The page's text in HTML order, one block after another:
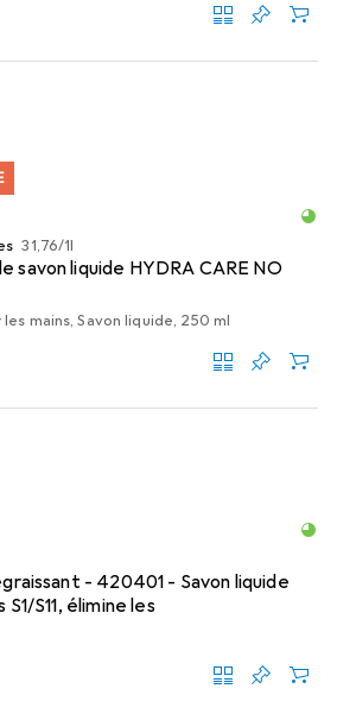
EUR
31,76/1l
savon liquide HYDRA CARE NO
mains, Savon liquide, 250 ml
- 420401 - Savon liquide
S11, élimine les